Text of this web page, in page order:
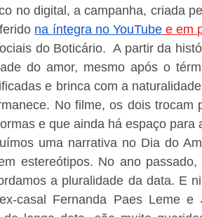
no digital, a campanha, criada
na íntegra no YouTube e em
do Boticário.  A partir da
do amor, mesmo após o
e brinca com a
No filme, os dois trocam
e que ainda há espaço para
uma narrativa no Dia do
estereótipos. No ano
a pluralidade da data. E
casal Fernanda Paes Leme e